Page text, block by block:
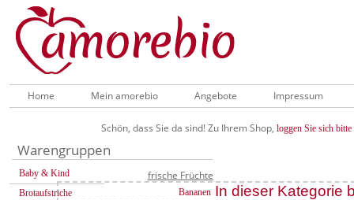
Home Mein amorebio Angebote Impressum
Schön, dass Sie da sind! Zu Ihrem Shop, loggen Sie sich bitte
Warengruppen
Baby & Kind
Brotaufstriche
frische Früchte
Bananen In dieser Kategorie